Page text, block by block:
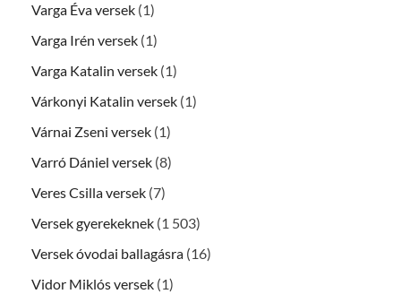
Varga Éva versek (1)
Varga Irén versek (1)
Varga Katalin versek (1)
Várkonyi Katalin versek (1)
Várnai Zseni versek (1)
Varró Dániel versek (8)
Veres Csilla versek (7)
Versek gyerekeknek (1 503)
Versek óvodai ballagásra (16)
Vidor Miklós versek (1)